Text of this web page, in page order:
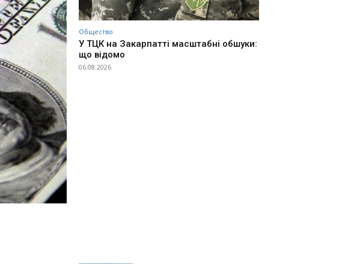
Общество
У ТЦК на Закарпатті масштабні обшуки:
що відомо
06.08.2026